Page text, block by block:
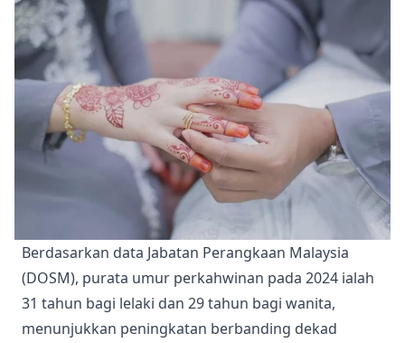
Berdasarkan data Jabatan Perangkaan Malaysia
(DOSM), purata umur perkahwinan pada 2024 ialah
31 tahun bagi lelaki dan 29 tahun bagi wanita,
menunjukkan peningkatan berbanding dekad